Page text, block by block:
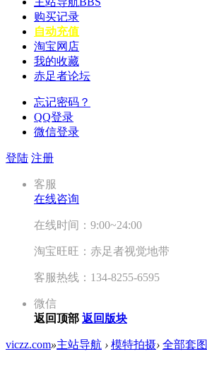
购买记录
自动充值
淘宝网店
我的收藏
赤足者论坛
忘记密码？
QQ登录
微信登录
登陆 注册
客服
在线咨询
在线时间：9:00~24:00
淘宝旺旺：赤足者视觉地带
客服热线：134-8255-6595
微信
返回顶部 返回版块
viczz.com»主站导航 › 模特拍摄› 全部套图